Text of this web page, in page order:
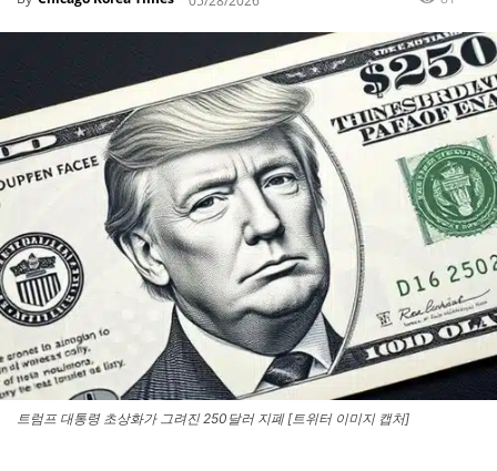
트럼프 대통령 초상화가 그려진 250달러 지폐 [트위터 이미지 캡처]